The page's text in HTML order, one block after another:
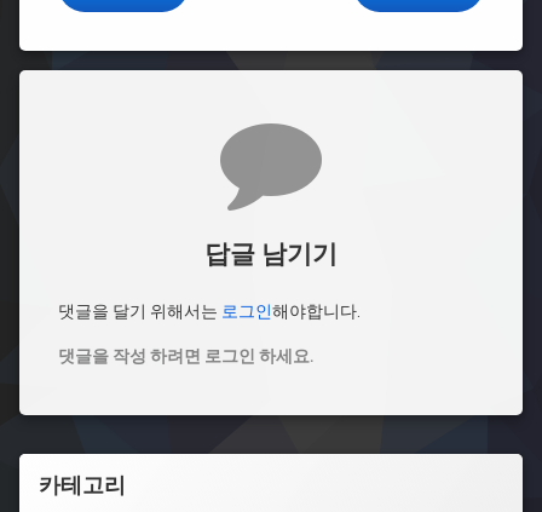
답글 남기기
댓글을 달기 위해서는 로그인해야합니다.
댓글을 작성 하려면 로그인 하세요.
카테고리